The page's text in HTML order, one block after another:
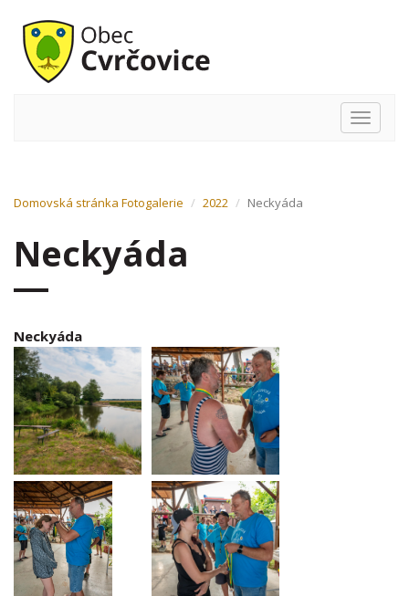
Hlavní
Domovská stránka Fotogalerie 2022 Neckyáda
Neckyáda
Neckyáda